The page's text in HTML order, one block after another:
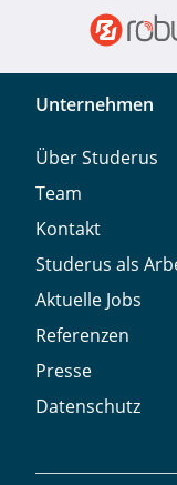
Unternehmen
Über Studerus
Team
Kontakt
Studerus als
Aktuelle Jobs
Referenzen
Presse
Datenschutz